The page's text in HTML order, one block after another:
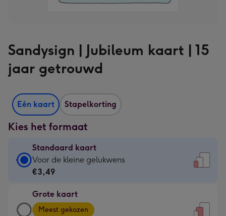
Sandysign | Jubileum kaart | 15
jaar getrouwd
Eén kaart Stapelkorting
Kies het formaat
Standaard kaart
Standaard
kaart
€3,49
-
Voor de kleine gelukwens
€3,49
Grote kaart
Grote
Meest gekozen